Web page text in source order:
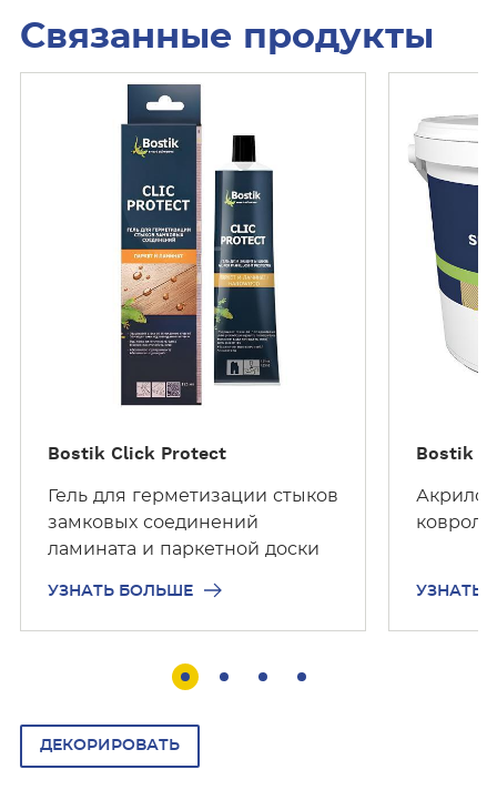
Связанные продукты
Bostik Click Protect
Гель для герметизации стыков
замковых соединений
ламината и паркетной доски
УЗНАТЬ БОЛЬШЕ
Bostik
УЗНАТЬ
ДЕКОРИРОВАТЬ